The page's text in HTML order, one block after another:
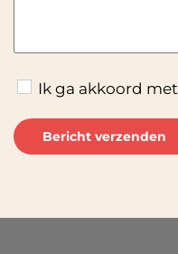
Ik ga akkoord met
Bericht verzenden